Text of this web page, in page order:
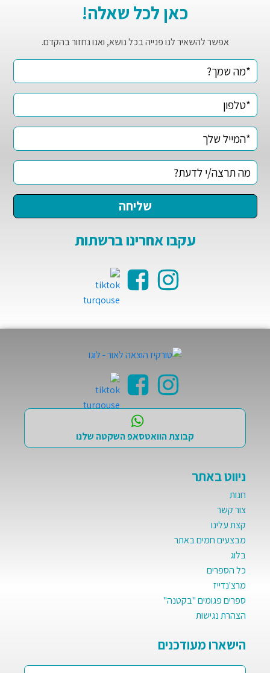
כאן לכל שאלה!
אפשר להשאיר לנו פנייה בכל נושא, ואנו נחזור בהקדם.
עקבו אחרינו ברשתות
קבוצת הוואטסאפ השקטה שלנו
ניווט באתר
חנות
צור קשר
קצת עלינו
מבצעים חמים באתר
בלוג
כל הספרים
מרצ'נדייז
ספרים פגומים "בקטנה"
הצהרת נגישות
הישארו מעודכנים